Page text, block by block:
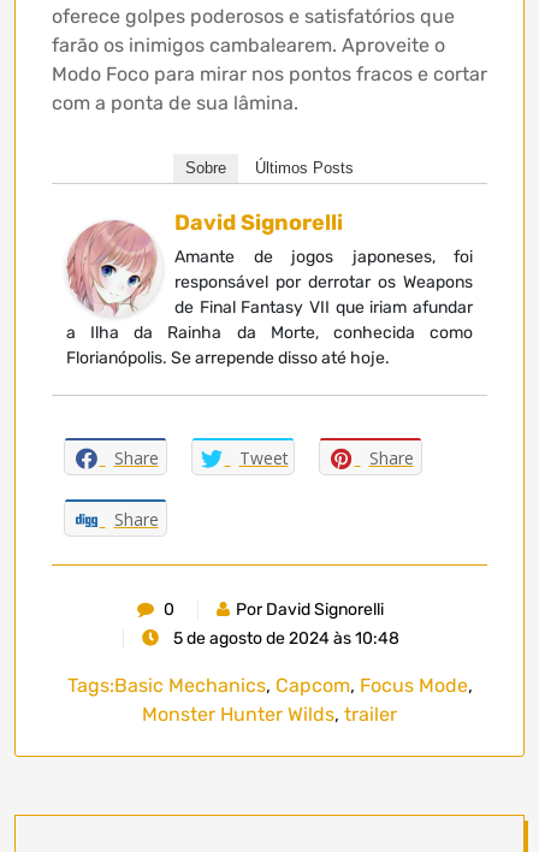
oferece golpes poderosos e satisfatórios que
farão os inimigos cambalearem. Aproveite o
Modo Foco para mirar nos pontos fracos e cortar
com a ponta de sua lâmina.
Sobre Últimos Posts
David Signorelli
Amante de jogos japoneses, foi
responsável por derrotar os Weapons
de Final Fantasy VII que iriam afundar
a Ilha da Rainha da Morte, conhecida como
Florianópolis. Se arrepende disso até hoje.
Share Tweet Share
Share
0
Por David Signorelli
5 de agosto de 2024 às 10:48
Tags:Basic Mechanics, Capcom, Focus Mode,
Monster Hunter Wilds, trailer